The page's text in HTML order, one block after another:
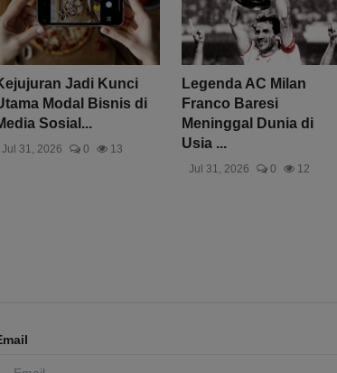
Jadi Kunci
Modal Bisnis di
Sosial...
Jul 31, 2026 0 13
Legenda AC Milan
Franco Baresi
Meninggal Dunia di
Usia ...
Jul 31, 2026 0 12